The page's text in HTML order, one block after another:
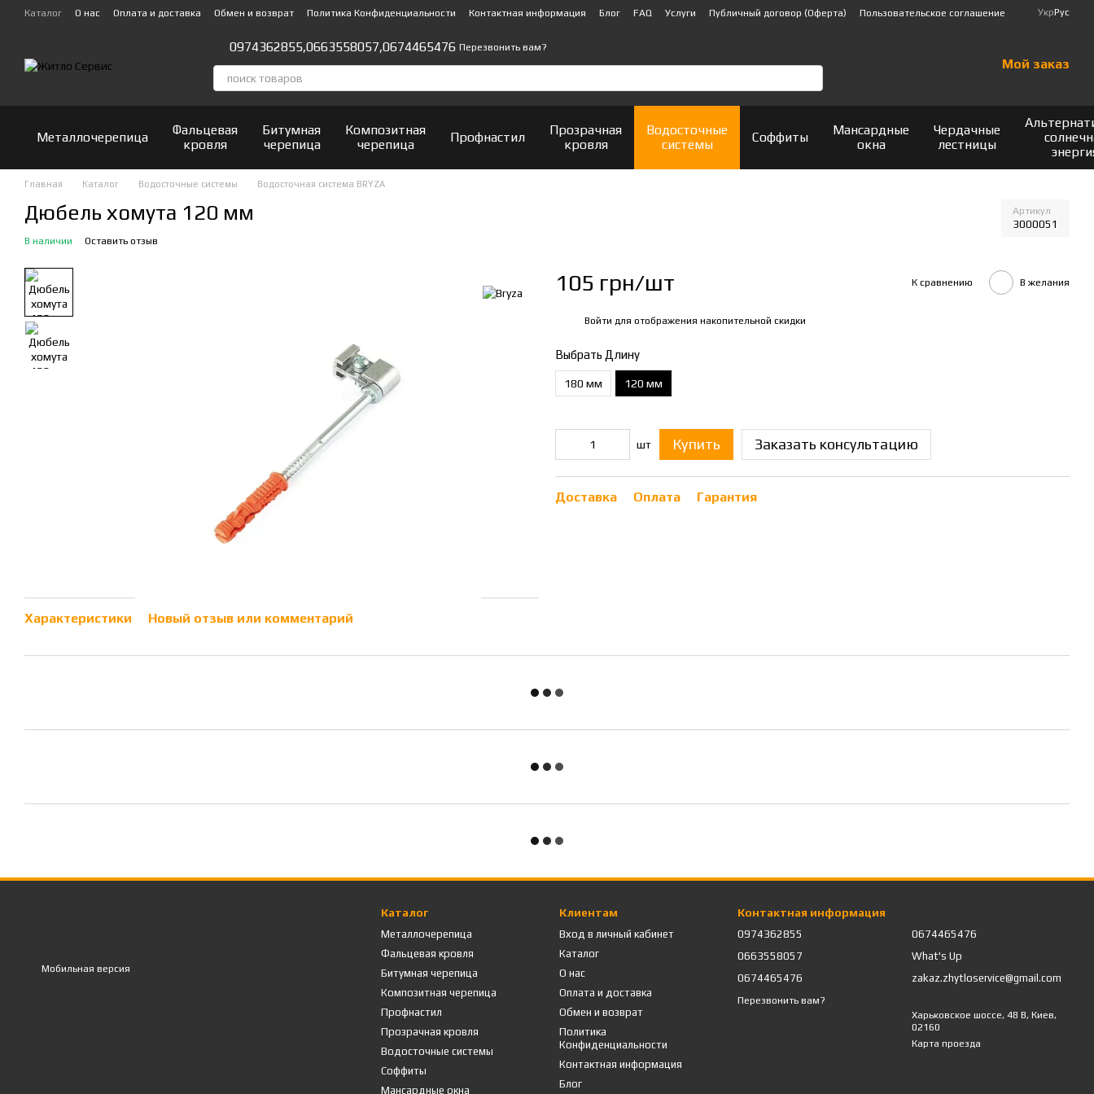
Перейти к основному контенту
Каталог О нас Оплата и доставка Обмен и возврат Политика Конфиденциальности Контактная информация Блог FAQ Услуги Публичный договор (Оферта)
Пользовательское соглашение
УкрРус
0974362855,0663558057,0674465476 Перезвонить вам?
Мой заказ
Металлочерепица
Фальцевая
кровля
Битумная
черепица
Композитная
черепица
Профнастил
Прозрачная
кровля
Водосточные
системы
Соффиты
Мансардные
окна
Чердачные
лестницы
Главная Каталог Водосточные системы Водосточная система BRYZA
Дюбель хомута 120 мм Артикул
3000051
В наличии Оставить отзыв
Характеристики Новый отзыв или комментарий
105 грн/шт К сравнению В желания
Войти для отображения накопительной скидки
Выбрать Длину
180 мм 120 мм
шт Купить Заказать консультацию
Доставка Оплата Гарантия
Мобильная версия
Каталог
Металлочерепица
Фальцевая кровля
Битумная черепица
Композитная черепица
Профнастил
Прозрачная кровля
Водосточные системы
Соффиты
Мансардные окна
Клиентам
Вход в личный кабинет
Каталог
О нас
Оплата и доставка
Обмен и возврат
Политика
Конфиденциальности
Контактная информация
Блог
Контактная информация
0974362855
0663558057
0674465476
Перезвонить вам?
0674465476
What's Up
zakaz.zhytloservice@gmail.com
Харьковское шоссе, 48 В, Киев,
02160
Карта проезда